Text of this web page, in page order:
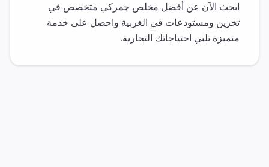
ابحث الآن عن أفضل مخلص جمركي متخصص في
تخزين ومستودعات في الغربية واحصل على خدمة
متميزة تلبي احتياجاتك التجارية.